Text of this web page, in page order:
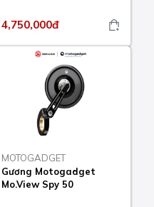
4,750,000đ
MOTOGADGET
Gương Motogadget
Mo.View Spy 50